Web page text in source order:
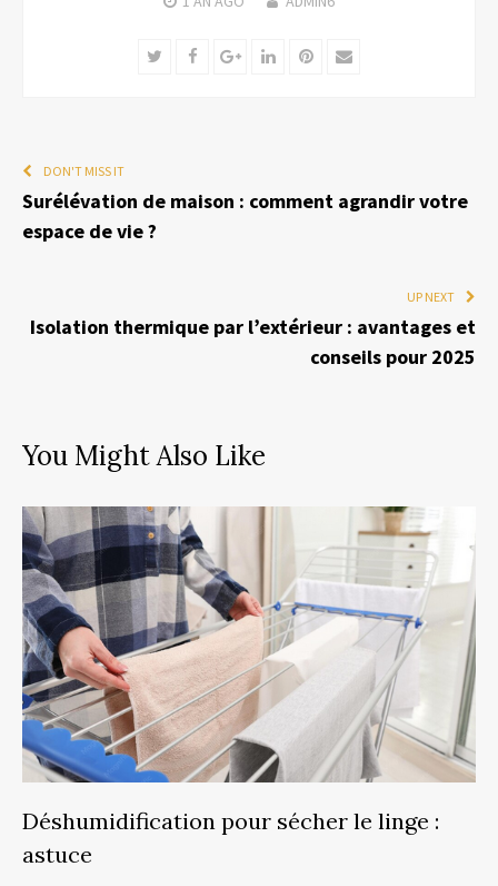
TwitterFacebookGoogle+LinkedInPinterest
Email
DON'T MISS IT
Surélévation de maison : comment agrandir votre
espace de vie ?
UP NEXT
Isolation thermique par l’extérieur : avantages et
conseils pour 2025
You Might Also Like
Déshumidification pour sécher le linge :
astuce